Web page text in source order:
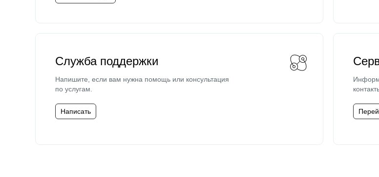
Служба поддержки
Напишите, если вам нужна помощь или консультация
по услугам.
Написать